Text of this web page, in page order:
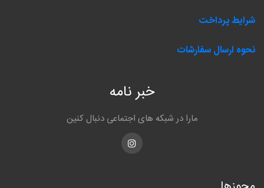
شرایط پرداخت
نحوه ارسال سفارشات
خبر نامه
مارا در شبکه های اجتماعی دنبال کنین
Instagram